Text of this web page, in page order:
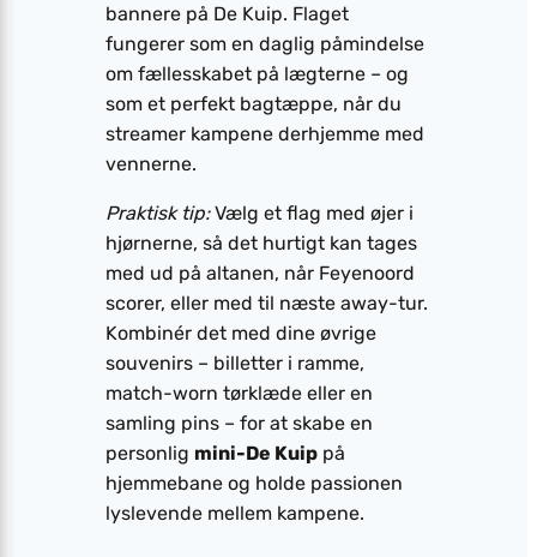
bannere på De Kuip. Flaget
fungerer som en daglig påmindelse
om fællesskabet på lægterne – og
som et perfekt bagtæppe, når du
streamer kampene derhjemme med
vennerne.
Praktisk tip:Vælg et flag med øjer i
hjørnerne, så det hurtigt kan tages
med ud på altanen, når Feyenoord
scorer, eller med til næste away-tur.
Kombinér det med dine øvrige
souvenirs – billetter i ramme,
match-worn tørklæde eller en
samling pins – for at skabe en
personlig mini-De Kuip på
hjemmebane og holde passionen
lyslevende mellem kampene.